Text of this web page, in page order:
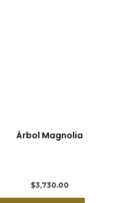
Árbol Magnolia
$3,730.00